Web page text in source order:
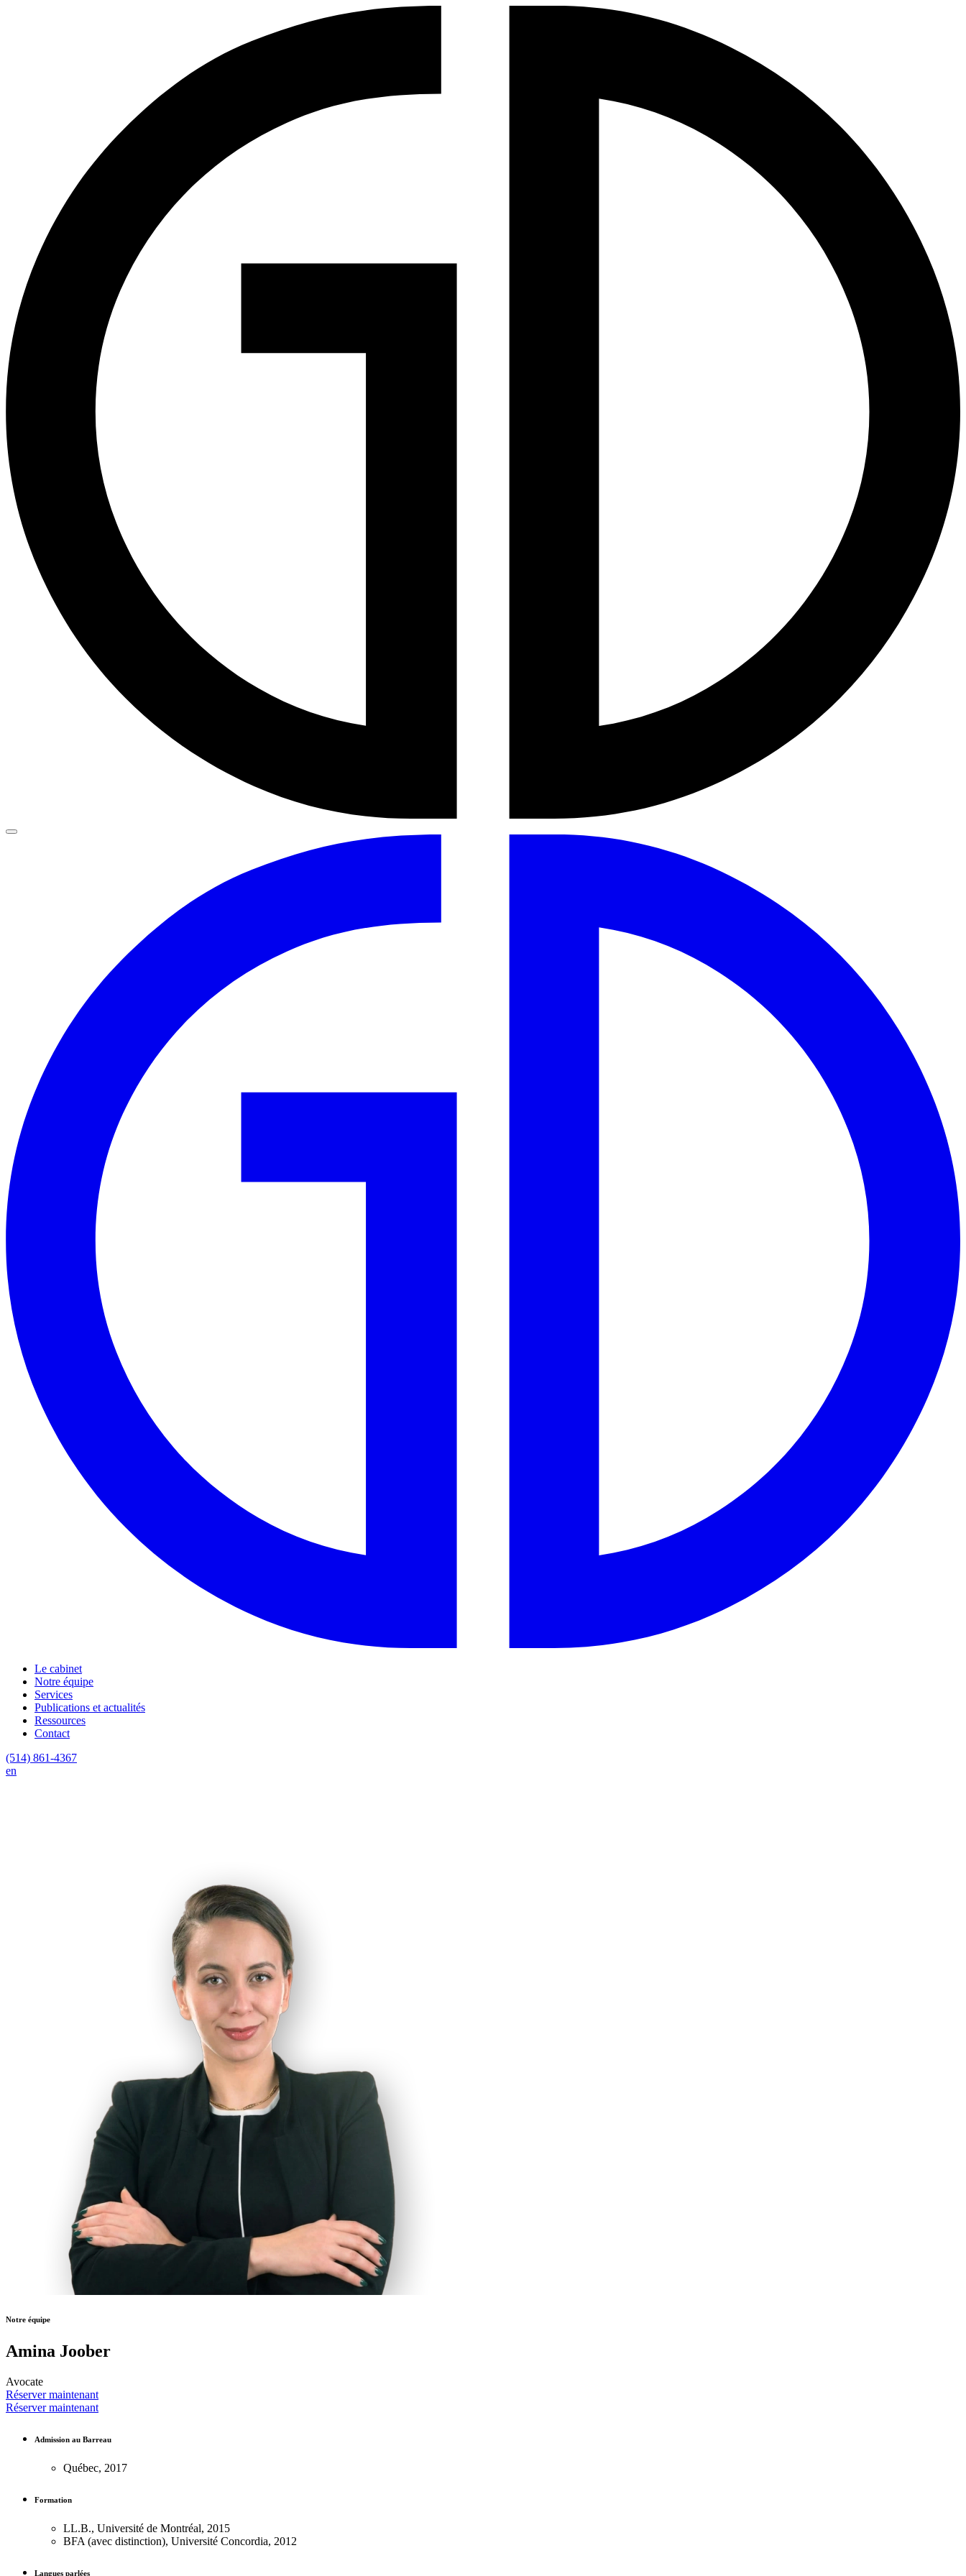
Le cabinet
Notre équipe
Services
Publications et actualités
Ressources
Contact
(514) 861-4367
en
Notre équipe
Amina Joober
Avocate
Réserver maintenant
Réserver maintenant
Admission au Barreau
Québec, 2017
Formation
LL.B., Université de Montréal, 2015
BFA (avec distinction), Université Concordia, 2012
Langues parlées